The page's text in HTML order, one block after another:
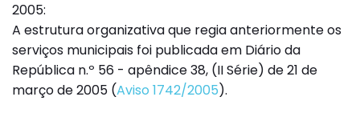
2005:
A estrutura organizativa que regia anteriormente os
serviços municipais foi publicada em Diário da
República n.º 56 - apêndice 38, (II Série) de 21 de
março de 2005 (Aviso 1742/2005).